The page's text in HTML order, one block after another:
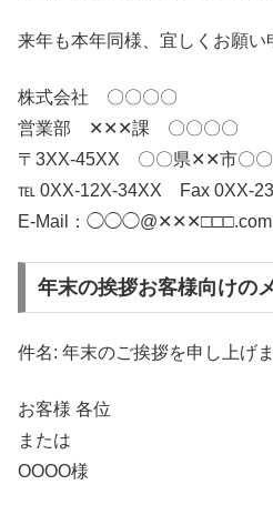
来年も本年同様、宜しくお願い
株式会社 〇〇〇〇
営業部 ✕✕✕課 〇〇〇〇
〒3XX-45XX 〇〇県✕✕市〇〇
℡ 0XX-12X-34XX Fax 0XX-
E-Mail：◯◯◯@✕✕✕□□□.com
年末の挨拶お客様向けの
件名: 年末のご挨拶を申し上げ
お客様 各位
または
ΟООΟ様